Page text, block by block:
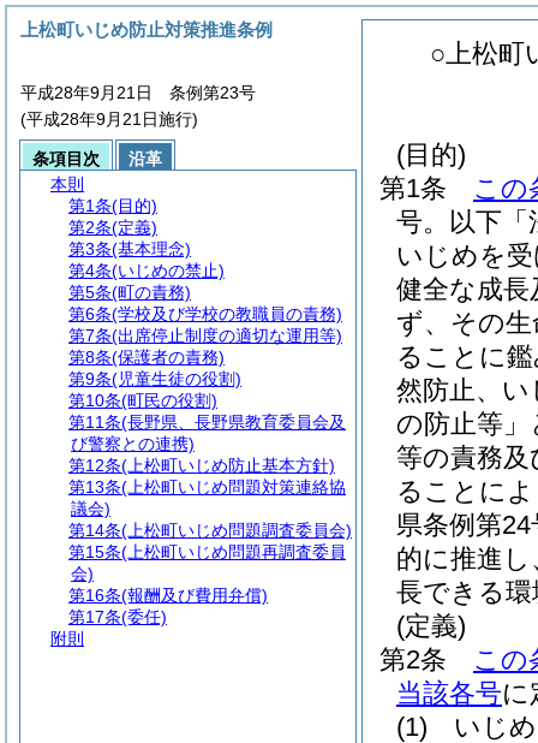
○上松町
(目的)
第1条
この
号。以下「
いじめを
健全な成
ず、その
ることに
然防止、
の防止等
等の責務
ることに
県条例第24
的に推進
長できる
(定義)
第2条
この
当該各号に
(1)
いじ
上松町いじめ防止対策推進条例
平成28年9月21日 条例第23号
(平成28年9月21日施行)
条項目次
沿革
本則
第1条(目的)
第2条(定義)
第3条(基本理念)
第4条(いじめの禁止)
第5条(町の責務)
第6条(学校及び学校の教職員の責務)
第7条(出席停止制度の適切な運用等)
第8条(保護者の責務)
第9条(児童生徒の役割)
第10条(町民の役割)
第11条(長野県、長野県教育委員会及
び警察との連携)
第12条(上松町いじめ防止基本方針)
第13条(上松町いじめ問題対策連絡協
議会)
第14条(上松町いじめ問題調査委員会)
第15条(上松町いじめ問題再調査委員
会)
第16条(報酬及び費用弁償)
第17条(委任)
附則